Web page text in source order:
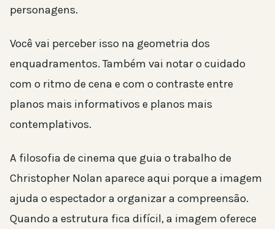
personagens.
Você vai perceber isso na geometria dos
enquadramentos. Também vai notar o cuidado
com o ritmo de cena e com o contraste entre
planos mais informativos e planos mais
contemplativos.
A filosofia de cinema que guia o trabalho de
Christopher Nolan aparece aqui porque a imagem
ajuda o espectador a organizar a compreensão.
Quando a estrutura fica difícil, a imagem oferece